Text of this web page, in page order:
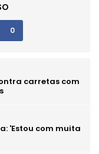
0
carretas com
'Estou com muita